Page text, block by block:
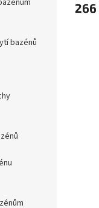
bazénů
266